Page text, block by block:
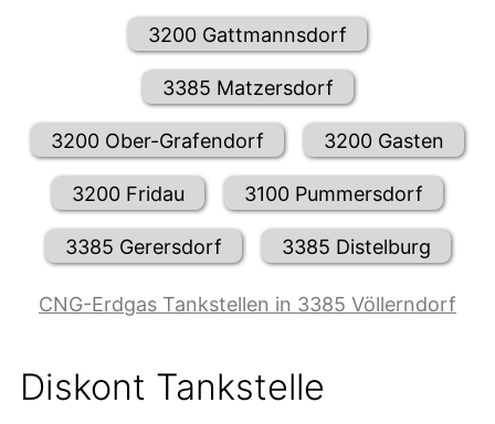
3200 Gattmannsdorf
3385 Matzersdorf
3200 Ober-Grafendorf 3200 Gasten
3200 Fridau 3100 Pummersdorf
3385 Gerersdorf 3385 Distelburg
CNG-Erdgas Tankstellen in 3385 Völlerndorf
Diskont Tankstelle